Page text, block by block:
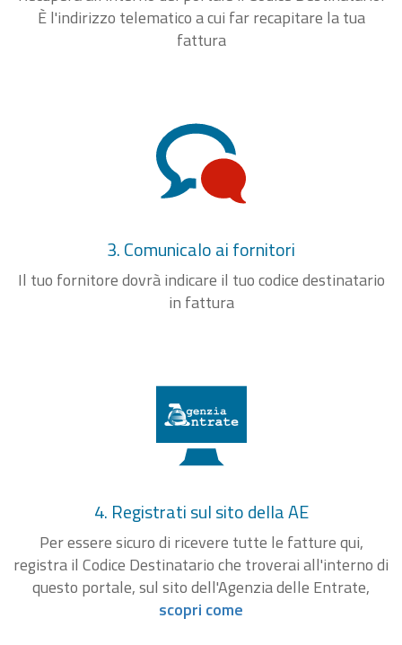
È l'indirizzo telematico a cui far recapitare la tua
fattura
3. Comunicalo ai fornitori
Il tuo fornitore dovrà indicare il tuo codice destinatario
in fattura
4. Registrati sul sito della AE
Per essere sicuro di ricevere tutte le fatture qui,
registra il Codice Destinatario che troverai all'interno di
questo portale, sul sito dell'Agenzia delle Entrate,
scopri come